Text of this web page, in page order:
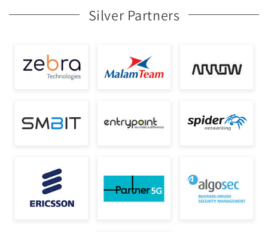
Silver Partners